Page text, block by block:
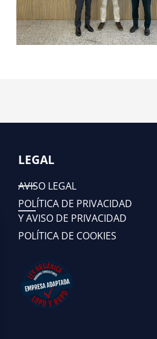
LEGAL
AVISO LEGAL
POLÍTICA DE PRIVACIDAD
Y AVISO DE PRIVACIDAD
POLÍTICA DE COOKIES